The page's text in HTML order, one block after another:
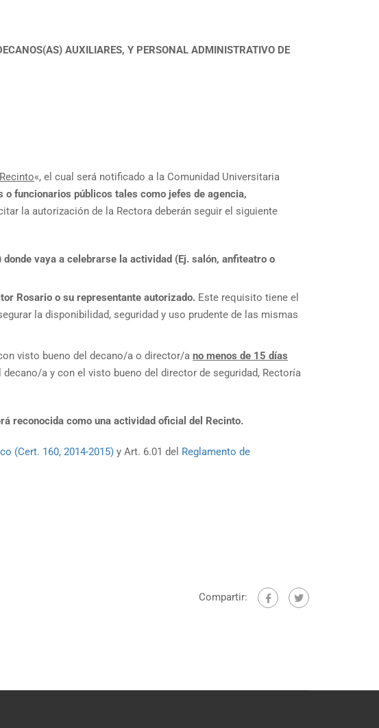
AUXILIARES, Y PERSONAL ADMINISTRATIVO DE
«, el cual será notificado a la Comunidad Universitaria
funcionarios públicos tales como jefes de agencia,
la autorización de la Rectora deberán seguir el siguiente
donde vaya a celebrarse la actividad (Ej. salón, anfiteatro o
Rosario o su representante autorizado. Este requisito tiene el
la disponibilidad, seguridad y uso prudente de las mismas
visto bueno del decano/a o director/a no menos de 15 días
a y con el visto bueno del director de seguridad, Rectoría
reconocida como una actividad oficial del Recinto.
(Cert. 160, 2014-2015) y Art. 6.01 del Reglamento de
Compartir: